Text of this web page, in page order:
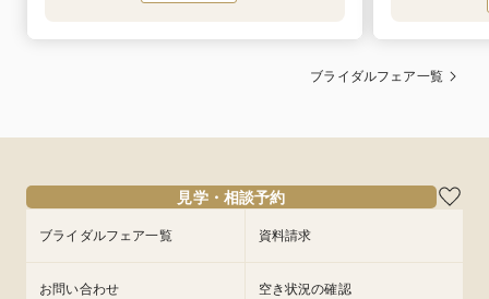
ブライダルフェア一覧
見学・相談予約
ブライダルフェア一覧 資料請求
お問い合わせ 空き状況の確認